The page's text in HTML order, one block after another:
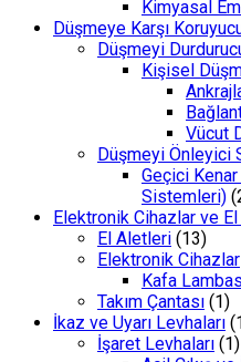
Kimyasal
Düşmeye Karşı
Düşmeyi
Kişisel
Vücut
Düşmeyi Önleyici
Geçici
Sistemleri)
Elektronik Cihazlar ve
El Aletleri (13)
Elektronik Cihazlar
Kafa
Takım Çantası (1)
İkaz ve Uyarı Levhaları
İşaret Levhaları (1)